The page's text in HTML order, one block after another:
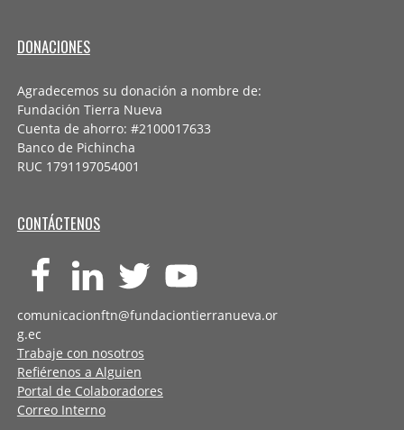
DONACIONES
Agradecemos su donación a nombre de:
Fundación Tierra Nueva
Cuenta de ahorro: #2100017633
Banco de Pichincha
RUC 1791197054001
CONTÁCTENOS
comunicacionftn@fundaciontierranueva.or
g.ec
Trabaje con nosotros
Refiérenos a Alguien
Portal de Colaboradores
Correo Interno